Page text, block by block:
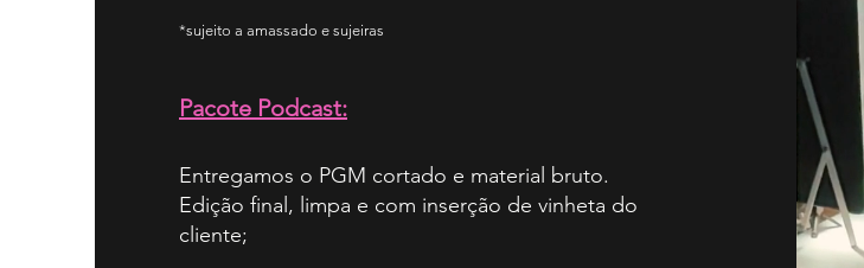
*sujeito a amassado e sujeiras
Pacote Podcast:
Entregamos o PGM cortado e material bruto.
Edição final, limpa e com inserção de vinheta do
cliente;